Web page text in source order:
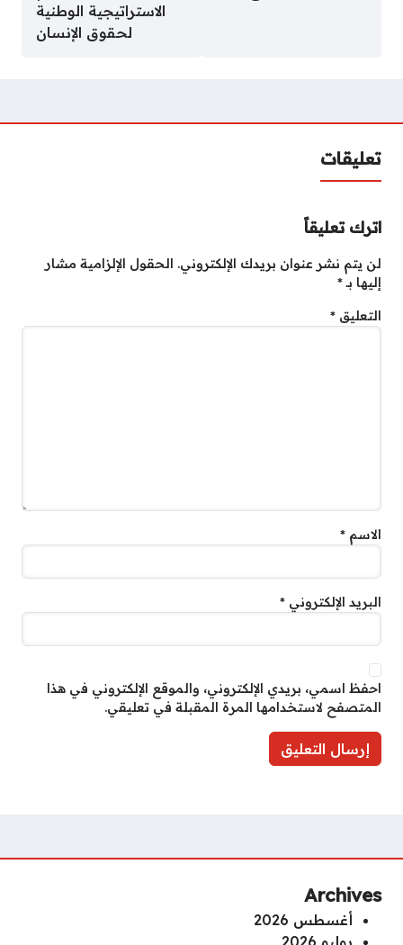
الاستراتيجية الوطنية
لحقوق الإنسان
تعليقات
اترك تعليقاً
لن يتم نشر عنوان بريدك الإلكتروني. الحقول الإلزامية مشار
إليها بـ*
التعليق *
الاسم *
البريد الإلكتروني *
احفظ اسمي، بريدي الإلكتروني، والموقع الإلكتروني في هذا
المتصفح لاستخدامها المرة المقبلة في تعليقي.
Archives
أغسطس 2026